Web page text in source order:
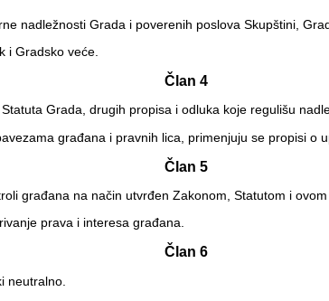
nadležnosti Grada i poverenih poslova Skupštini,
i Gradsko veće.
Član 4
Grada, drugih propisa i odluka koje regulišu
građana i pravnih lica, primenjuju se propisi o
Član 5
građana na način utvrđen Zakonom, Statutom i ovom
prava i interesa građana.
Član 6
neutralno.